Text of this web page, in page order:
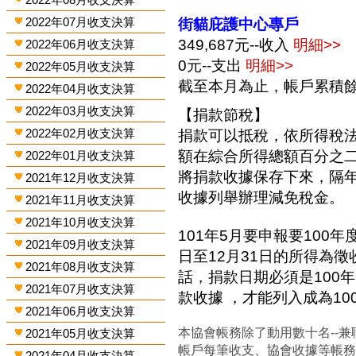
2022年07月收支決算
2022年06月收支決算
2022年05月收支決算
2022年04月收支決算
2022年03月收支決算
2022年02月收支決算
2022年01月收支決算
2021年12月收支決算
2021年11月收支決算
2021年10月收支決算
2021年09月收支決算
2021年08月收支決算
2021年07月收支決算
2021年06月收支決算
2021年05月收支決算
街貓庇護中心專戶
349,687元--收入 明細>>
0元--支出 明細>>
截至本月為止，帳戶累積
【捐款節稅】
捐款可以抵稅，依所得稅
額在綜合所得總額百分之
將捐款收據保存下來，隔
收據列舉辦理減免稅金。
101年5月要申報要100年
日至12月31日的所得為
話，捐款日期必須是100
款收據 ，才能列入成為
本協會帳務除了動用數十名--
帳戶每筆收支、協會收據等帳